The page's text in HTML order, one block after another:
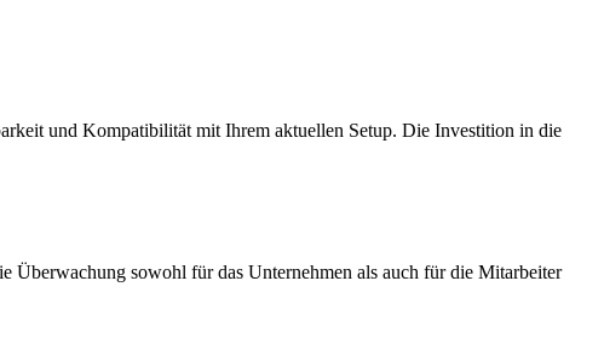
und Kompatibilität mit Ihrem aktuellen Setup. Die Investition in die
Überwachung sowohl für das Unternehmen als auch für die Mitarbeiter